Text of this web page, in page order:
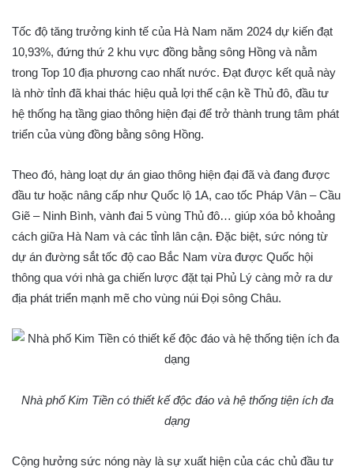
Tốc độ tăng trưởng kinh tế của Hà Nam năm 2024 dự kiến đạt
10,93%, đứng thứ 2 khu vực đồng bằng sông Hồng và nằm
trong Top 10 địa phương cao nhất nước. Đạt được kết quả này
là nhờ tỉnh đã khai thác hiệu quả lợi thế cận kề Thủ đô, đầu tư
hệ thống hạ tầng giao thông hiện đại để trở thành trung tâm phát
triển của vùng đồng bằng sông Hồng.
Theo đó, hàng loạt dự án giao thông hiện đại đã và đang được
đầu tư hoặc nâng cấp như Quốc lộ 1A, cao tốc Pháp Vân – Cầu
Giẽ – Ninh Bình, vành đai 5 vùng Thủ đô… giúp xóa bỏ khoảng
cách giữa Hà Nam và các tỉnh lân cận. Đặc biệt, sức nóng từ
dự án đường sắt tốc độ cao Bắc Nam vừa được Quốc hội
thông qua với nhà ga chiến lược đặt tại Phủ Lý càng mở ra dư
địa phát triển mạnh mẽ cho vùng núi Đọi sông Châu.
Nhà phố Kim Tiền có thiết kế độc đáo và hệ thống tiện ích đa
dạng
Cộng hưởng sức nóng này là sự xuất hiện của các chủ đầu tư